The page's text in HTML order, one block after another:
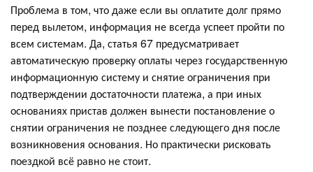
Проблема в том, что даже если вы оплатите долг прямо
перед вылетом, информация не всегда успеет пройти по
всем системам. Да, статья 67 предусматривает
автоматическую проверку оплаты через государственную
информационную систему и снятие ограничения при
подтверждении достаточности платежа, а при иных
основаниях пристав должен вынести постановление о
снятии ограничения не позднее следующего дня после
возникновения основания. Но практически рисковать
поездкой всё равно не стоит.